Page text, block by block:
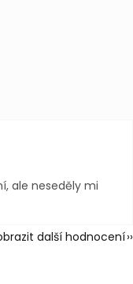
z 5 hvězdiček.
ale neseděly mi
další hodnocení